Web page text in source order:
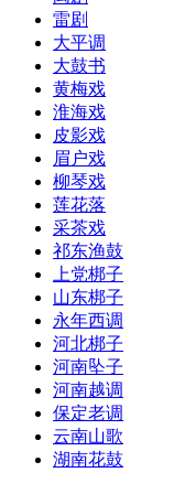
雷剧
大平调
大鼓书
黄梅戏
淮海戏
皮影戏
眉户戏
柳琴戏
莲花落
采茶戏
祁东渔鼓
上党梆子
山东梆子
永年西调
河北梆子
河南坠子
河南越调
保定老调
云南山歌
湖南花鼓